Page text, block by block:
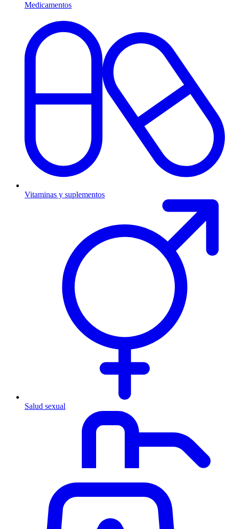
Medicamentos
Vitaminas y suplementos
Salud sexual